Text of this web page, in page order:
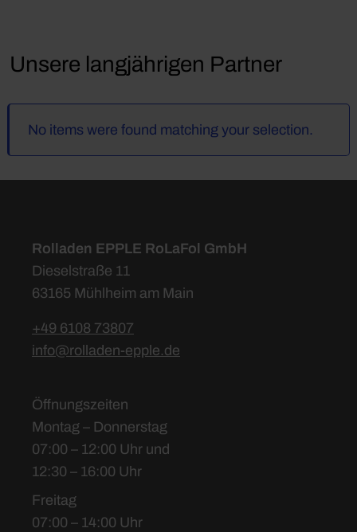
Unsere langjährigen Partner
No items were found matching your selection.
Rolladen EPPLE RoLaFol GmbH
Dieselstraße 11
63165 Mühlheim am Main
+49 6108 73807
info@rolladen-epple.de
Öffnungszeiten
Montag – Donnerstag
07:00 – 12:00 Uhr und
12:30 – 16:00 Uhr
Freitag
07:00 – 14:00 Uhr